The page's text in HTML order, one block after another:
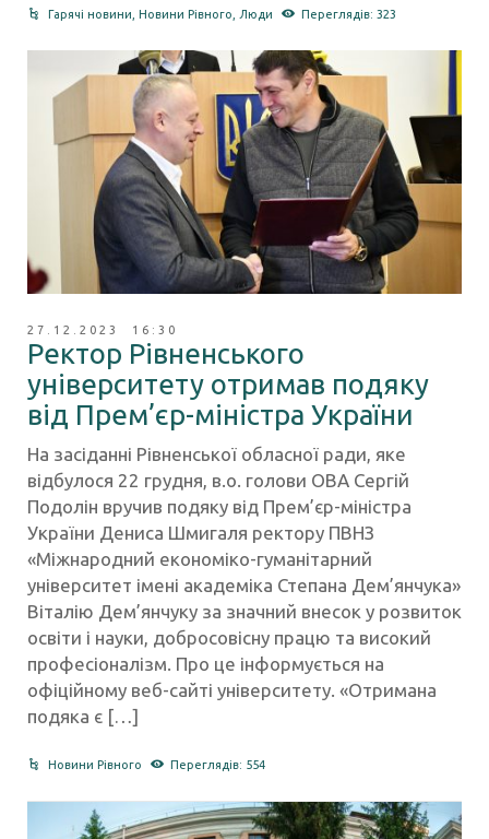
Гарячі новини Новини Рівного Люди Переглядів: 323
27.12.2023 16:30
Ректор Рівненського
університету отримав подяку
від Прем’єр-міністра України
На засіданні Рівненської обласної ради, яке
відбулося 22 грудня, в.о. голови ОВА Сергій
Подолін вручив подяку від Прем’єр-міністра
України Дениса Шмигаля ректору ПВНЗ
«Міжнародний економіко-гуманітарний
університет імені академіка Степана Дем’янчука»
Віталію Дем’янчуку за значний внесок у розвиток
освіти і науки, добросовісну працю та високий
професіоналізм. Про це інформується на
офіційному веб-сайті університету. «Отримана
подяка є […]
Новини Рівного Переглядів: 554